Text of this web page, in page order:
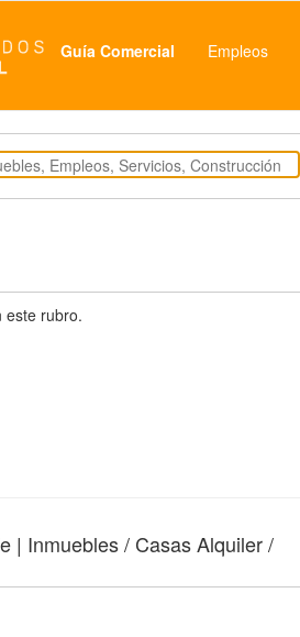
Guía Comercial Empleos
rubro.
| Inmuebles / Casas Alquiler /